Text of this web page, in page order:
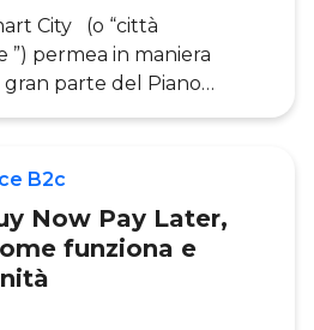
sono le principali novità e
di questa nuova
ottobre 2023
City (o “città
permea in maniera
gran parte del Piano
Ripresa e Resilienza
ha predisposto per
investire i fondi del
Next Generation EU.
mobilità,
degli spazi
B2c
Now Pay Later,
funziona e